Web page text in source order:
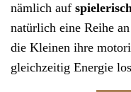
nämlich auf
natürlich eine Reihe
die Kleinen ihre
gleichzeitig Energie